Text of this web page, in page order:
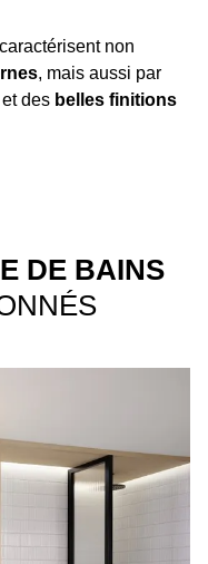
non
, mais aussi par
et des belles finitions
DE BAINS